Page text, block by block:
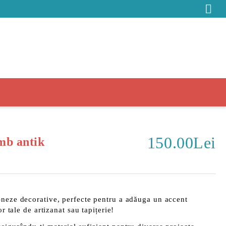
antik 150.00Lei
decorative, perfecte pentru a adăuga un accent
tale de artizanat sau tapițerie!